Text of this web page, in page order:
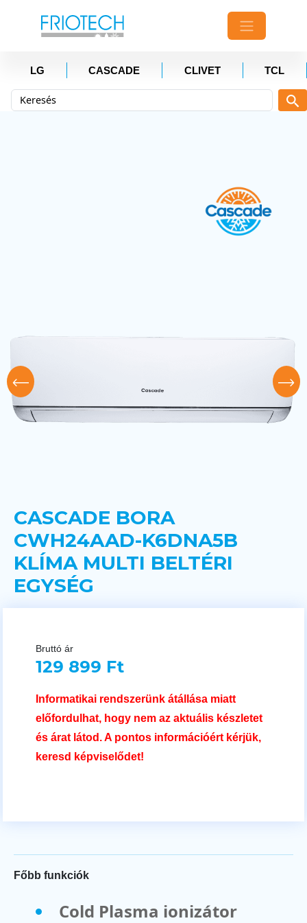
LG CASCADE CLIVET TCL
CASCADE BORA
CWH24AAD-K6DNA5B
KLÍMA MULTI BELTÉRI
EGYSÉG
Bruttó ár
129 899 Ft
Informatikai rendszerünk átállása miatt
előfordulhat, hogy nem az aktuális készletet
és árat látod. A pontos információért kérjük,
keresd képviselődet!
Főbb funkciók
Cold Plasma ionizátor